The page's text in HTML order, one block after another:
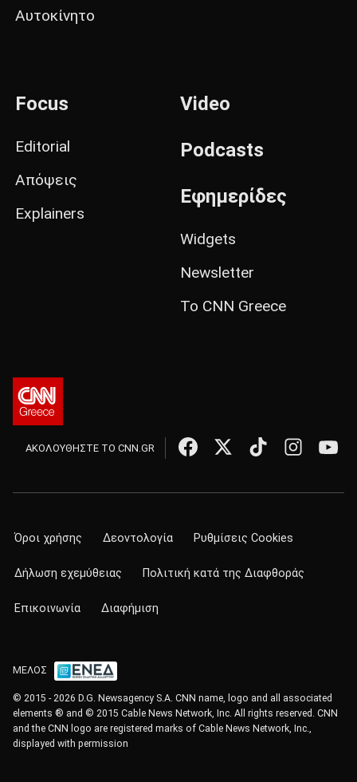
Αυτοκίνητο
Focus
Editorial
Απόψεις
Explainers
Video
Podcasts
Εφημερίδες
Widgets
Newsletter
Το CNN Greece
ΑΚΟΛΟΥΘΗΣΤΕ ΤΟ CNN.GR
Όροι χρήσης Δεοντολογία Ρυθμίσεις Cookies
Δήλωση εχεμύθειας Πολιτική κατά της Διαφθοράς
Επικοινωνία Διαφήμιση
ΜΕΛΟΣ
© 2015 - 2026 D.G. Newsagency S.A. CNN name, logo and all associated
elements ® and © 2015 Cable News Network, Inc. All rights reserved. CNN
and the CNN logo are registered marks of Cable News Network, Inc.,
displayed with permission